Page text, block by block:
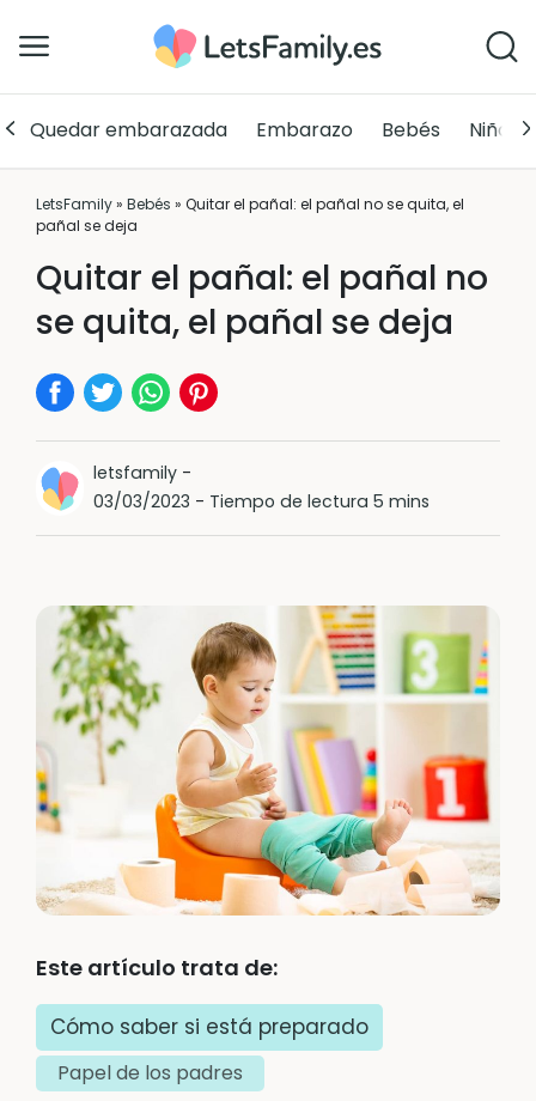
Quedar embarazada Embarazo Bebés Niños
LetsFamily» Bebés » Quitar el pañal: el pañal no se quita, el
pañal se deja
Quitar el pañal: el pañal no
se quita, el pañal se deja
letsfamily-
03/03/2023 - Tiempo de lectura 5 mins
Este artículo trata de:
Cómo saber si está preparado
Papel de los padres